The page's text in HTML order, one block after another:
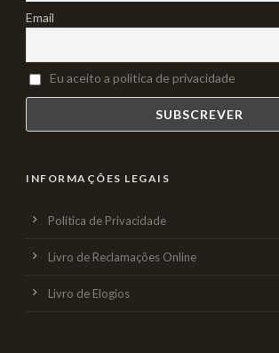
Email
Eu aceito a politica de privacidade
INFORMAÇÕES LEGAIS
Política de Privacidade
Livro de Reclamações Online
Livro de Elogios